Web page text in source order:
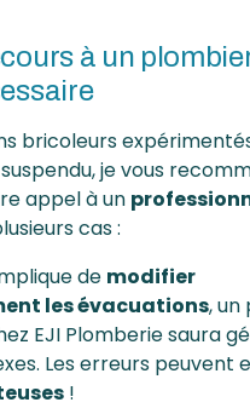
à un
bricoleurs
je vous
appel à un
cas :
de modifier
les évacuations, un
EJI Plomberie saura
Les erreurs peuvent
!